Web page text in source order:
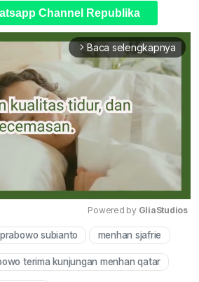
Channel Republika
arrow_forward_ios Baca selengkapnya
Mute
Powered by GliaStudios
prabowo subianto menhan sjafrie
terima kunjungan menhan qatar